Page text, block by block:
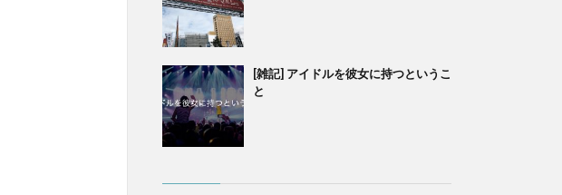
[雑記] アイドルを彼女に持つというこ
と